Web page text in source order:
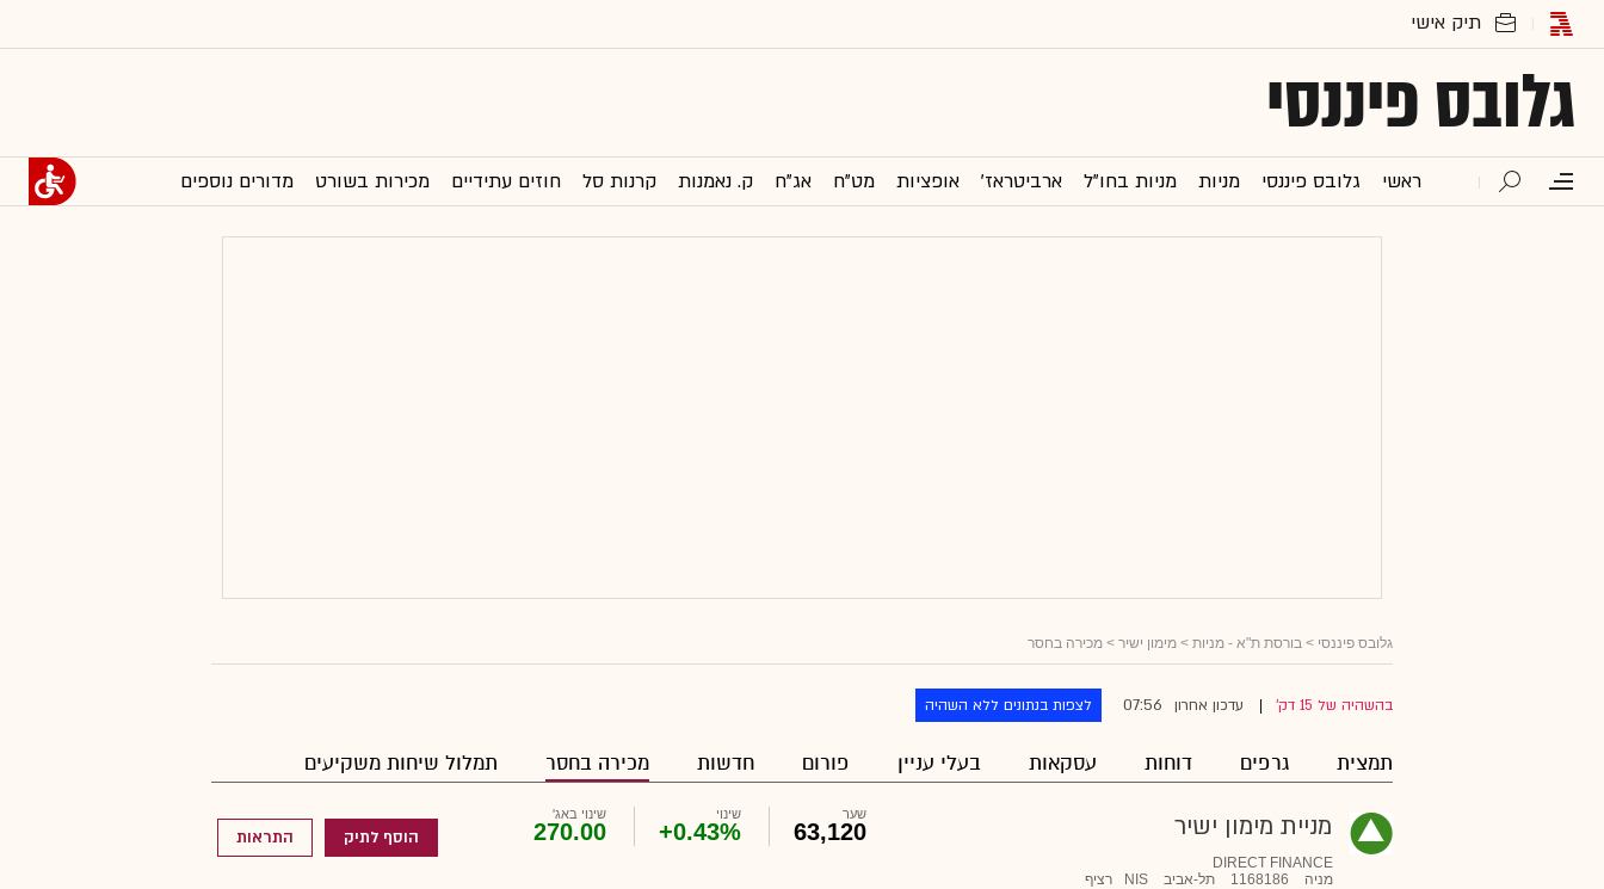
גלובס פיננסי
ראשי גלובס פיננסי מניות מניות בחו"ל ארביטראז' אופציות מט"ח אג"ח ק. נאמנות קרנות סל חוזים עתידיים מכירות בשורט מדורים נוספים
גלובס פיננסי > בורסת ת"א - מניות > מימון ישיר > מכירה בחסר
בהשהיה של 15 דק' עדכון אחרון 07:56 לצפות בנתונים ללא השהיה
תמצית גרפים דוחות עסקאות בעלי עניין פורום חדשות מכירה בחסר תמלול שיחות משקיעים
מניית מימון ישיר
DIRECT FINANCE
מניה
1168186 תל-אביב NIS רציף
שער
63,120
שינוי
+0.43%
שינוי באג'
270.00 הוסף לתיק התראות